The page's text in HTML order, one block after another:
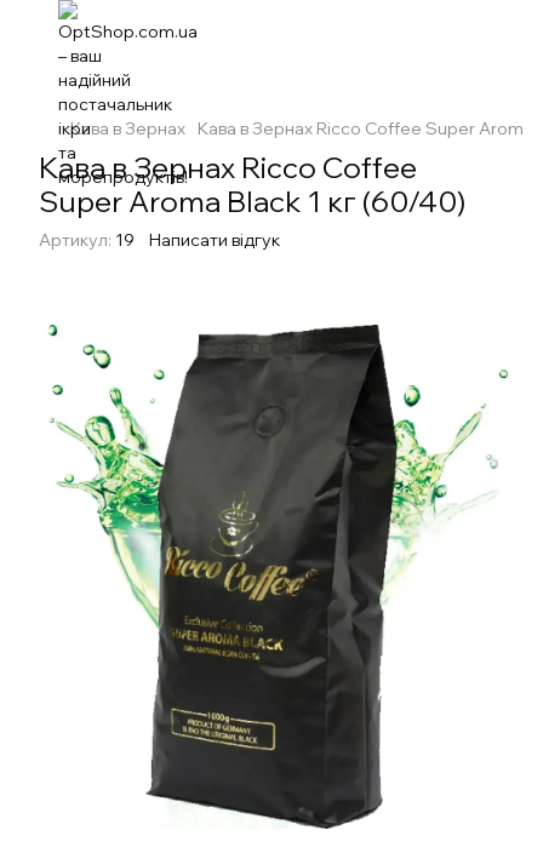
Кава в Зернах Кава в Зернах Ricco Coffee Super Aroma
Кава в Зернах Ricco Coffee
Super Aroma Black 1 кг (60/40)
Артикул: 19 Написати відгук